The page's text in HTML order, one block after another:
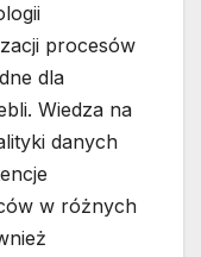
procesów
dla
Wiedza na
danych
w różnych